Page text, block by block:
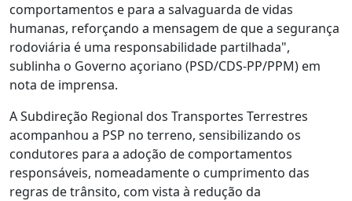
comportamentos e para a salvaguarda de vidas
humanas, reforçando a mensagem de que a segurança
rodoviária é uma responsabilidade partilhada",
sublinha o Governo açoriano (PSD/CDS-PP/PPM) em
nota de imprensa.
A Subdireção Regional dos Transportes Terrestres
acompanhou a PSP no terreno, sensibilizando os
condutores para a adoção de comportamentos
responsáveis, nomeadamente o cumprimento das
regras de trânsito, com vista à redução da